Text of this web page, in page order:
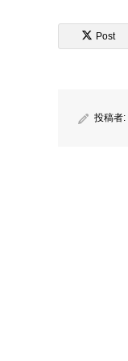
Post
投稿者: